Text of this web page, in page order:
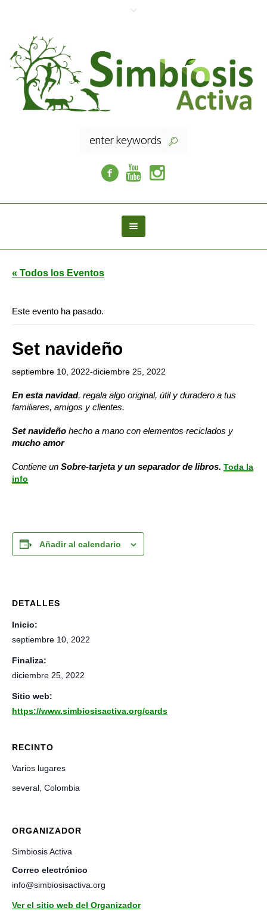
« Todos los Eventos
Este evento ha pasado.
Set navideño
septiembre 10, 2022-diciembre 25, 2022
En esta navidad, regala algo original, útil y duradero a tus
familiares, amigos y clientes.
Set navideño hecho a mano con elementos reciclados y
mucho amor
Contiene un Sobre-tarjeta y un separador de libros. Toda la
info
Añadir al calendario
DETALLES
Inicio:
septiembre 10, 2022
Finaliza:
diciembre 25, 2022
Sitio web:
https://www.simbiosisactiva.org/cards
RECINTO
Varios lugares
several Colombia
ORGANIZADOR
Simbiosis Activa
Correo electrónico
info@simbiosisactiva.org
Ver el sitio web del Organizador